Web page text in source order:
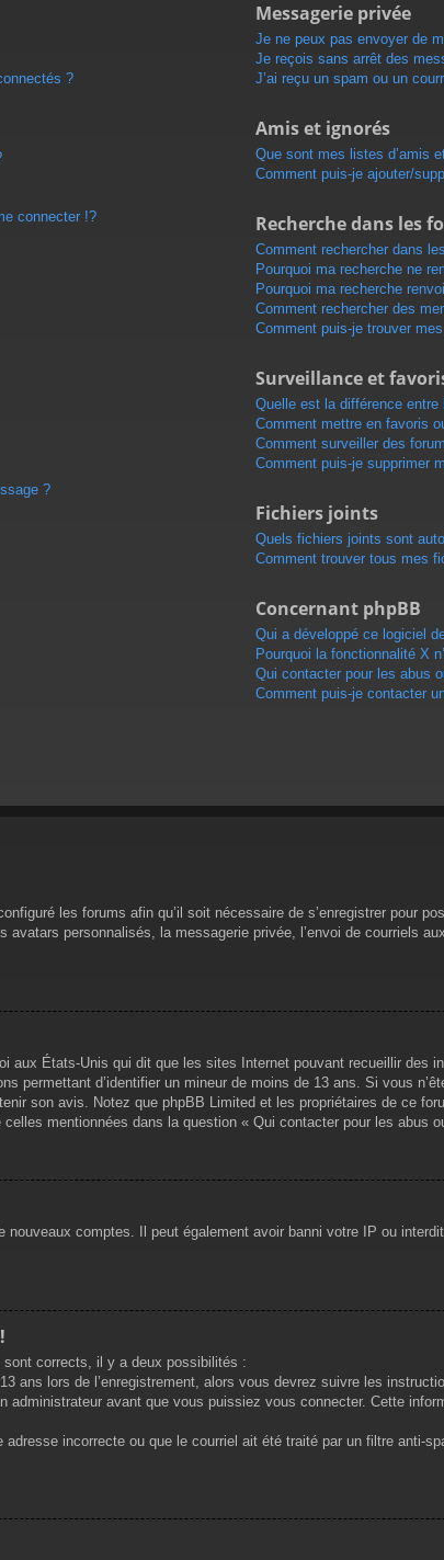
?
connecter !?
?
Messagerie privée
Je ne peux pas envoyer de
Je reçois sans arrêt des
J’ai reçu un spam ou un
Amis et ignorés
Que sont mes listes d’amis
Comment puis-je ajouter/
Recherche dans les
Comment rechercher dans
Pourquoi ma recherche ne
Pourquoi ma recherche
Comment rechercher des
Comment puis-je trouver
Surveillance et
Quelle est la différence
Comment mettre en favoris
Comment surveiller des
Comment puis-je supprimer
Fichiers joints
Quels fichiers joints sont
Comment trouver tous mes
Concernant phpBB
Qui a développé ce logiciel
Pourquoi la fonctionnalité X
Qui contacter pour les abus
Comment puis-je contacter
les forums afin qu’il soit nécessaire de s’enregistrer pour
personnalisés, la messagerie privée, l’envoi de courriels
aux États-Unis qui dit que les sites Internet pouvant recueillir des
permettant d’identifier un mineur de moins de 13 ans. Si vous
son avis. Notez que phpBB Limited et les propriétaires de ce
mentionnées dans la question « Qui contacter pour les abus
nouveaux comptes. Il peut également avoir banni votre IP ou
sont corrects, il y a deux possibilités :
ans lors de l’enregistrement, alors vous devrez suivre les
avant que vous puissiez vous connecter. Cette
incorrecte ou que le courriel ait été traité par un filtre anti-